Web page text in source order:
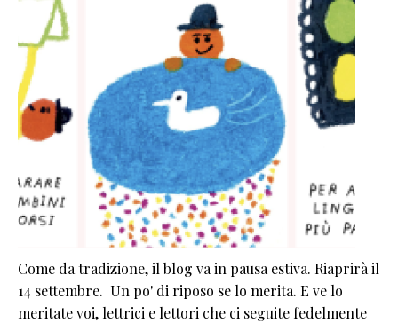
Come da tradizione, il blog va in pausa estiva. Riaprirà il
14 settembre. Un po' di riposo se lo merita. E ve lo
meritate voi, lettrici e lettori che ci seguite fedelmente